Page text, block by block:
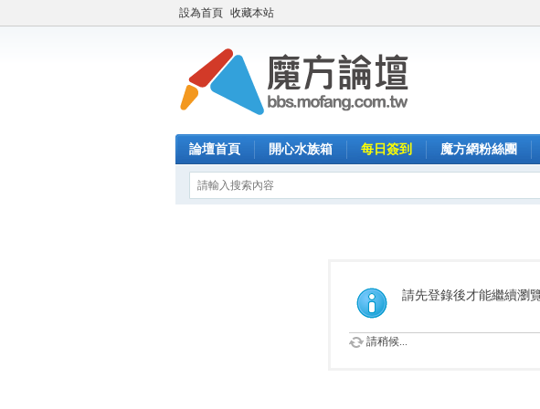
設為首頁 收藏本站
論壇首頁 開心水族箱 每日簽到 魔方網粉絲團
請先登錄後才能繼續瀏
請稍候...